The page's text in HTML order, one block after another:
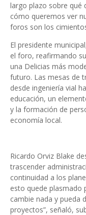
largo plazo sobre qué
cómo queremos ver
foros son los
El presidente
el foro, reafirmando
una Delicias más
futuro. Las mesas de
desde ingeniería vial
educación, un
y la formación de
economía local.
Ricardo Orviz Blake
trascender
continuidad a los
esto quede plasmado
cambie nada y pueda
proyectos”, señaló,